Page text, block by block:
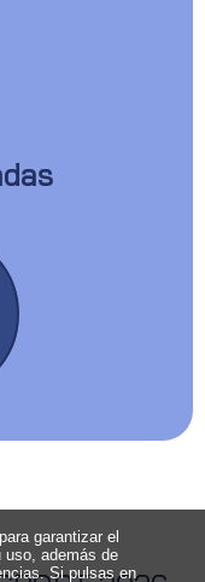
garantizar el
uso, además de
Si pulsas en